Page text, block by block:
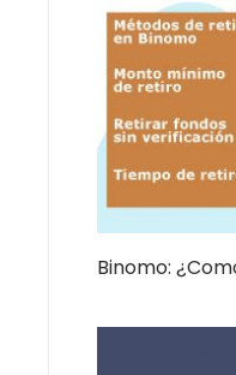
Binomo: